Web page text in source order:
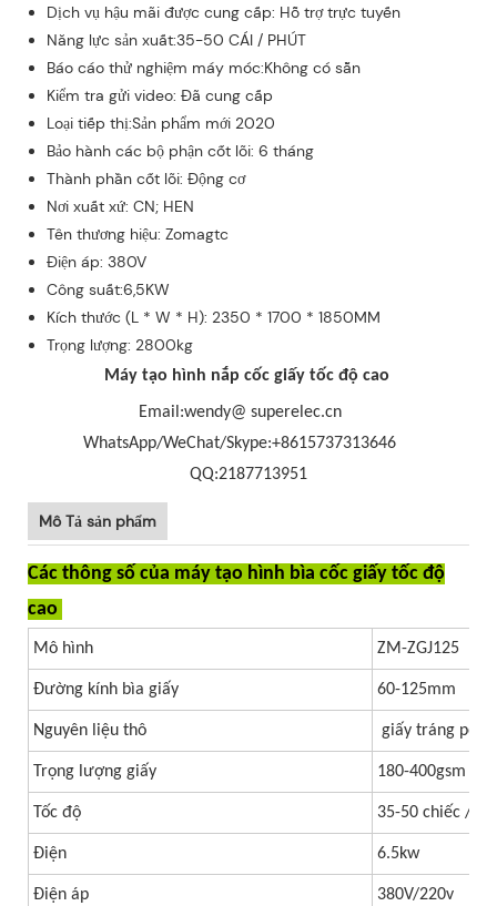
Dịch vụ hậu mãi được cung cấp: Hỗ trợ trực tuyến
Năng lực sản xuất:35-50 CÁI / PHÚT
Báo cáo thử nghiệm máy móc:Không có sẵn
Kiểm tra gửi video: Đã cung cấp
Loại tiếp thị:Sản phẩm mới 2020
Bảo hành các bộ phận cốt lõi: 6 tháng
Thành phần cốt lõi: Động cơ
Nơi xuất xứ: CN; HEN
Tên thương hiệu: Zomagtc
Điện áp: 380V
Công suất:6,5KW
Kích thước (L * W * H): 2350 * 1700 * 1850MM
Trọng lượng: 2800kg
Máy tạo hình nắp cốc giấy tốc độ cao
Email:wendy@ superelec.cn
WhatsApp/WeChat/Skype:+8615737313646
QQ:2187713951
Mô Tả sản phẩm
Các thông số của máy tạo hình bìa cốc giấy tốc độ
cao
Mô hình ZM-ZGJ125
Đường kính bìa giấy 60-125mm
Nguyên liệu thô giấy tráng pe
Trọng lượng giấy 180-400gsm
Tốc độ 35-50 chiếc /
Điện 6.5kw
Điện áp 380V/220v